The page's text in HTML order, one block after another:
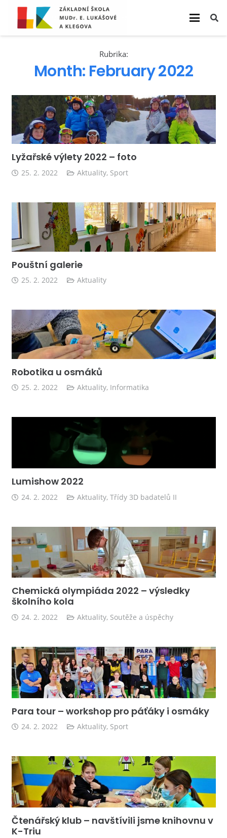
Rubrika:
Month: February 2022
Lyžařské výlety 2022 – foto
25. 2. 2022 Aktuality, Sport
Pouštní galerie
25. 2. 2022 Aktuality
Robotika u osmáků
25. 2. 2022 Aktuality, Informatika
Lumishow 2022
24. 2. 2022 Aktuality,Třídy 3D badatelů II
Chemická olympiáda 2022 – výsledky
školního kola
24. 2. 2022 Aktuality, Soutěže a úspěchy
Para tour – workshop pro páťáky i osmáky
24. 2. 2022 Aktuality, Sport
Čtenářský klub – navštívili jsme knihovnu v
K-Triu